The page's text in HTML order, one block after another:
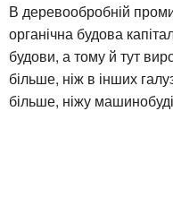
В деревообробній
органічна будова
будови, а тому й тут
більше, ніж в інших
більше, ніжу